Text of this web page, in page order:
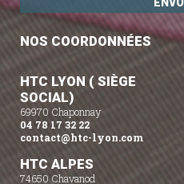
NOS COORDONNÉES
HTC LYON ( SIÈGE
SOCIAL)
69970 Chaponnay
04 78 17 32 22
contact@htc-lyon.com
HTC ALPES
74650 Chavanod